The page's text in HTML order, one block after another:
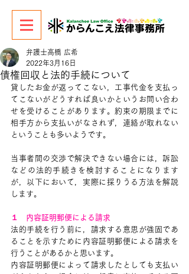
債権回収と法的手続について
弁護士高橋 広希
2022年3月16日
貸したお金が返ってこない，工事代金を支払っ
てこないがどうすれば良いかというお問い合わ
せを受けることがあります。約束の期限までに
相手方から支払いがなされず，連絡が取れない
ということも多いようです。
当事者間の交渉で解決できない場合には，訴訟
などの法的手続きを検討することになります
が，以下において，実際に採りうる方法を解説
します。
１　内容証明郵便による請求
法的手続を行う前に，請求する意思が強固であ
ることを示すために内容証明郵便による請求を
行うことがあるかと思います。
内容証明郵便によって請求したとしても支払い